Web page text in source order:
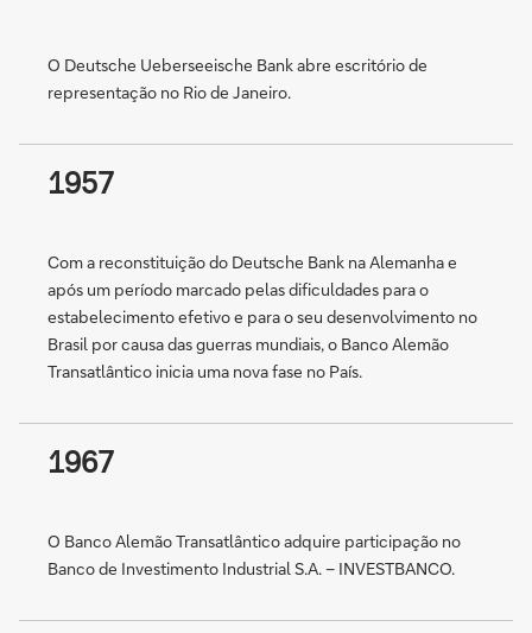
O Deutsche Ueberseeische Bank abre escritório de
representação no Rio de Janeiro.
1957
Com a reconstituição do Deutsche Bank na Alemanha e
após um período marcado pelas dificuldades para o
estabelecimento efetivo e para o seu desenvolvimento no
Brasil por causa das guerras mundiais, o Banco Alemão
Transatlântico inicia uma nova fase no País.
1967
O Banco Alemão Transatlântico adquire participação no
Banco de Investimento Industrial S.A. – INVESTBANCO.